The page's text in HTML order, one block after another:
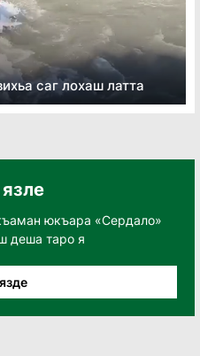
саг лохаш латта
юкъара «Сердало»
деша таро я